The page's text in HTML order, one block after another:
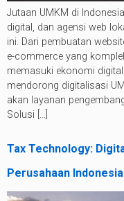
Jutaan UMKM di
digital, dan agensi web
ini. Dari pembuatan
e-commerce yang
memasuki ekonomi
mendorong digitalisasi
akan layanan
Solusi […]
Tax Technology:
Perusahaan Indonesia